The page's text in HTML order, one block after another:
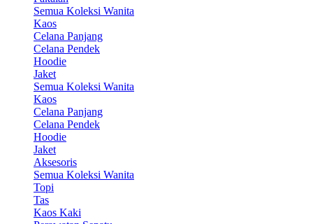
Semua Koleksi Wanita
Kaos
Celana Panjang
Celana Pendek
Hoodie
Jaket
Semua Koleksi Wanita
Kaos
Celana Panjang
Celana Pendek
Hoodie
Jaket
Aksesoris
Semua Koleksi Wanita
Topi
Tas
Kaos Kaki